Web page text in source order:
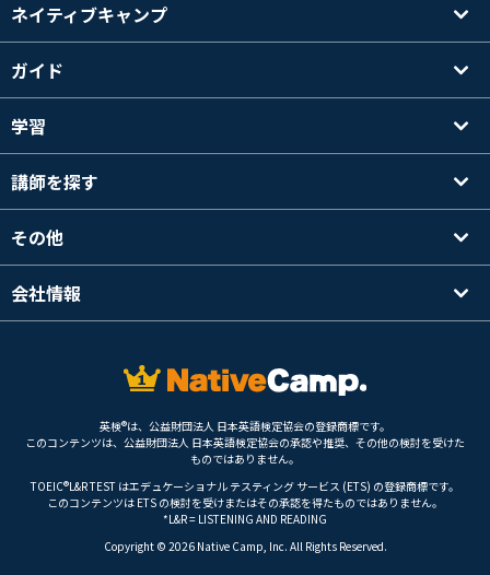
ネイティブキャンプ
ガイド
学習
講師を探す
その他
会社情報
英検®は、公益財団法人 日本英語検定協会の登録商標です。
このコンテンツは、公益財団法人 日本英語検定協会の承認や推奨、その他の検討を受けた
ものではありません。
TOEIC®L&R TEST はエデュケーショナル テスティング サービス (ETS) の登録商標です。
このコンテンツは ETS の検討を受けまたはその承認を得たものではありません。
*L&R = LISTENING AND READING
Copyright © 2026 Native Camp, Inc. All Rights Reserved.